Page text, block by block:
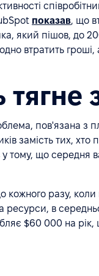
показав, що
який пішов, до
втратить гроші,
пов'язана з
замість тих, хто
у тому, що середня
кожного разу,
ресурси, в
$60 000 на рік,